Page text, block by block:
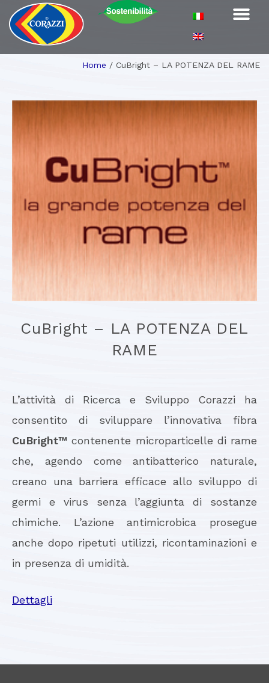
Home / CuBright – LA POTENZA DEL RAME
CuBright – LA POTENZA DEL
RAME
L’attività di Ricerca e Sviluppo Corazzi ha
consentito di sviluppare l’innovativa fibra
CuBright™contenente microparticelle di rame
che, agendo come antibatterico naturale,
creano una barriera efficace allo sviluppo di
germi e virus senza l’aggiunta di sostanze
chimiche. L’azione antimicrobica prosegue
anche dopo ripetuti utilizzi, ricontaminazioni e
in presenza di umidità.
Dettagli